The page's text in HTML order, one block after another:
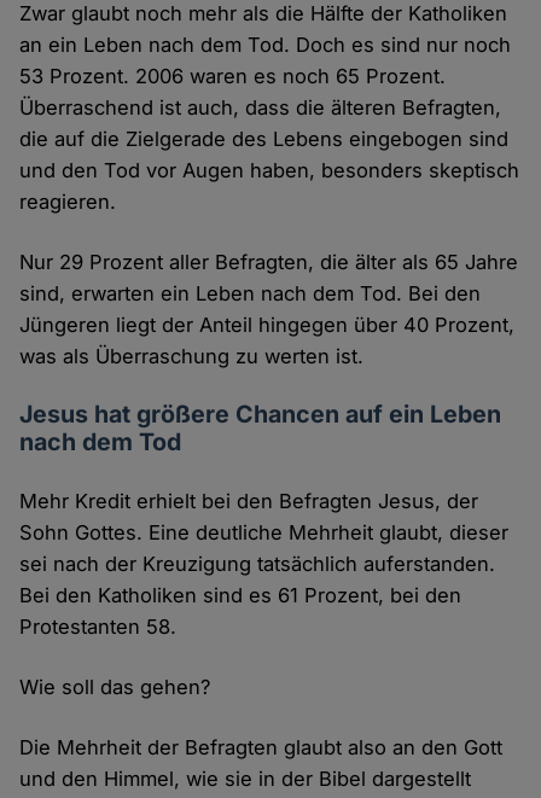
Zwar glaubt noch mehr als die Hälfte der Katholiken
an ein Leben nach dem Tod. Doch es sind nur noch
53 Prozent. 2006 waren es noch 65 Prozent.
Überraschend ist auch, dass die älteren Befragten,
die auf die Zielgerade des Lebens eingebogen sind
und den Tod vor Augen haben, besonders skeptisch
reagieren.
Nur 29 Prozent aller Befragten, die älter als 65 Jahre
sind, erwarten ein Leben nach dem Tod. Bei den
Jüngeren liegt der Anteil hingegen über 40 Prozent,
was als Überraschung zu werten ist.
Jesus hat größere Chancen auf ein Leben
nach dem Tod
Mehr Kredit erhielt bei den Befragten Jesus, der
Sohn Gottes. Eine deutliche Mehrheit glaubt, dieser
sei nach der Kreuzigung tatsächlich auferstanden.
Bei den Katholiken sind es 61 Prozent, bei den
Protestanten 58.
Wie soll das gehen?
Die Mehrheit der Befragten glaubt also an den Gott
und den Himmel, wie sie in der Bibel dargestellt